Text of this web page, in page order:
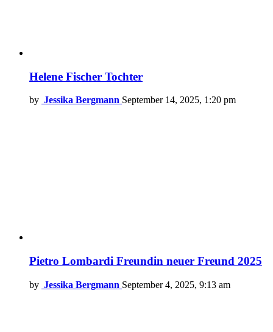
Helene Fischer Tochter
by Jessika Bergmann September 14, 2025, 1:20 pm
Pietro Lombardi Freundin neuer Freund 2025
by Jessika Bergmann September 4, 2025, 9:13 am